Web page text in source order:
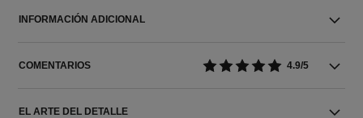
INFORMACIÓN ADICIONAL
COMENTARIOS 4.9/5
EL ARTE DEL DETALLE